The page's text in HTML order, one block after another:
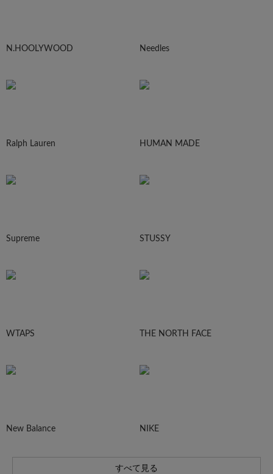
N.HOOLYWOOD Needles
Ralph Lauren HUMAN MADE
Supreme STUSSY
WTAPS THE NORTH FACE
New Balance NIKE
すべて見る